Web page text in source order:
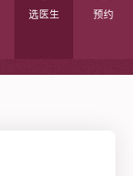
选医生 预约